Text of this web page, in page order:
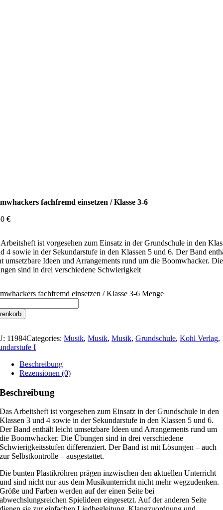
fachfremd einsetzen / Klasse 3-6
€
ist vorgesehen zum Einsatz in der Grundschule in den
4 sowie in der Sekundarstufe in den Klassen 5 und 6. Der Band
umsetzbare Ideen und Arrangements rund um die Boomwhacker. Die
sind in drei verschiedene Schwierigkeit
fachfremd einsetzen / Klasse 3-6 Menge
11984Categories: Musik, Musik, Musik, Grundschule, Kohl Verlag,
I
Beschreibung
Rezensionen (0)
Beschreibung
Das Arbeitsheft ist vorgesehen zum Einsatz in der Grundschule in den
Klassen 3 und 4 sowie in der Sekundarstufe in den Klassen 5 und 6.
Der Band enthält leicht umsetzbare Ideen und Arrangements rund um
die Boomwhacker. Die Übungen sind in drei verschiedene
Schwierigkeitsstufen differenziert. Der Band ist mit Lösungen – auch
zur Selbstkontrolle – ausgestattet.
Die bunten Plastikröhren prägen inzwischen den aktuellen Unterricht
und sind nicht nur aus dem Musikunterricht nicht mehr wegzudenken.
Größe und Farben werden auf der einen Seite bei
abwechslungsreichen Spielideen eingesetzt. Auf der anderen Seite